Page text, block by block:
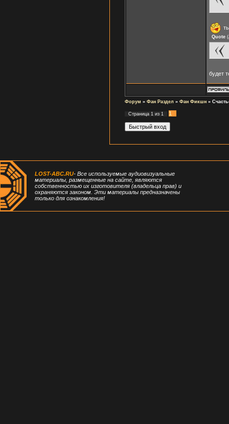
Quote (
будет
Форум » Фан Раздел » Фан Фикшн »
Страница 1 из 1 1
LOST-ABC.RU- Все используемые аудиовизуальные
материалы, размещенные на сайте, являются
собственностью их изготовителя (владельца прав) и
охраняются законом. Эти материалы предназначены
только для ознакомления!